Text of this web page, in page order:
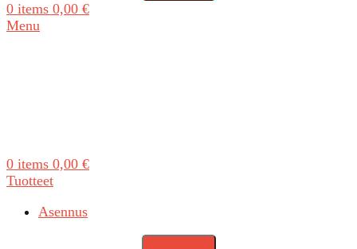
0 items 0,00 €
Menu
0 items 0,00 €
Tuotteet
Asennus